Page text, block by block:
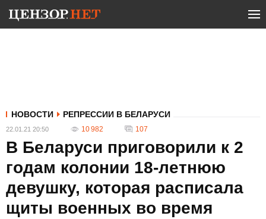
НОВОСТИ РЕПРЕССИИ В БЕЛАРУСИ
22.01.21 20:50 10 982 107
В Беларуси приговорили к 2
годам колонии 18-летнюю
девушку, которая расписала
щиты военных во время